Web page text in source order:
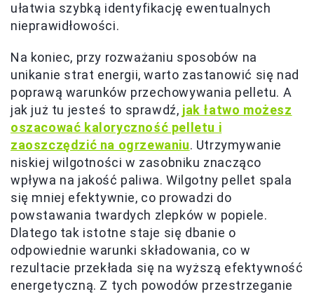
ułatwia szybką identyfikację ewentualnych
nieprawidłowości.
Na koniec, przy rozważaniu sposobów na
unikanie strat energii, warto zastanowić się nad
poprawą warunków przechowywania pelletu. A
jak już tu jesteś to sprawdź, jak łatwo możesz
oszacować kaloryczność pelletu i
zaoszczędzić na ogrzewaniu. Utrzymywanie
niskiej wilgotności w zasobniku znacząco
wpływa na jakość paliwa. Wilgotny pellet spala
się mniej efektywnie, co prowadzi do
powstawania twardych zlepków w popiele.
Dlatego tak istotne staje się dbanie o
odpowiednie warunki składowania, co w
rezultacie przekłada się na wyższą efektywność
energetyczną. Z tych powodów przestrzeganie